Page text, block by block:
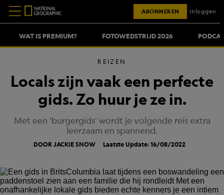
WAT IS PREMIUM? FOTOWEDSTRIJD 2026
ABONNEREN Inloggen
REIZEN
Locals zijn vaak een perfecte
gids. Zo huur je ze in.
Met een ‘burgergids’ wordt je volgende reis extra
leerzaam en spannend.
DOOR JACKIE SNOW Laatste Update: 16/08/2022